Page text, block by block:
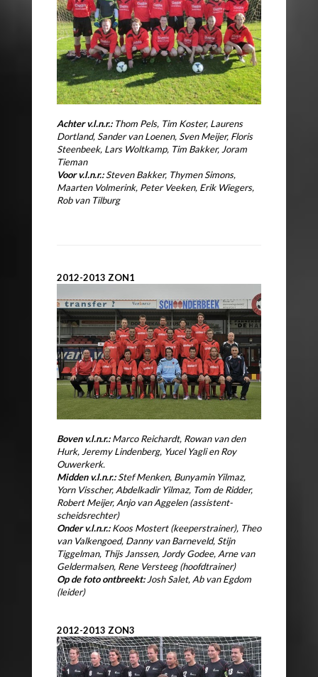
Achter v.l.n.r.: Thom Pels, Tim Koster, Laurens
Dortland, Sander van Loenen,Sven Meijer, Floris
Steenbeek, Lars Woltkamp, Tim Bakker, Joram
Tieman
Voor v.l.n.r.:Steven Bakker, Thymen Simons,
Maarten Volmerink, Peter Veeken, Erik Wiegers,
Rob van Tilburg
2012-2013 ZON1
Boven v.l.n.r.:Marco Reichardt, Rowan van den
Hurk, Jeremy Lindenberg, Yucel Yagli en Roy
Ouwerkerk.
Midden v.l.n.r.:Stef Menken, Bunyamin Yilmaz,
Yorn Visscher, Abdelkadir Yilmaz, Tom de Ridder,
Robert Meijer, Anjo van Aggelen (assistent-
scheidsrechter)
Onder v.l.n.r.:Koos Mostert (keeperstrainer), Theo
van Valkengoed, Danny van Barneveld, Stijn
Tiggelman, Thijs Janssen, Jordy Godee, Arne van
Geldermalsen, Rene Versteeg (hoofdtrainer)
Op de foto ontbreekt:Josh Salet, Ab van Egdom
(leider)
2012-2013 ZON3